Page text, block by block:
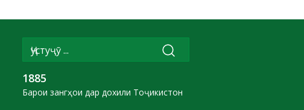
1885
Барои зангҳои дар дохили Тоҷикистон